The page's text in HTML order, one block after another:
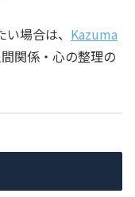
場合は、 Kazuma
関係・心の整理の